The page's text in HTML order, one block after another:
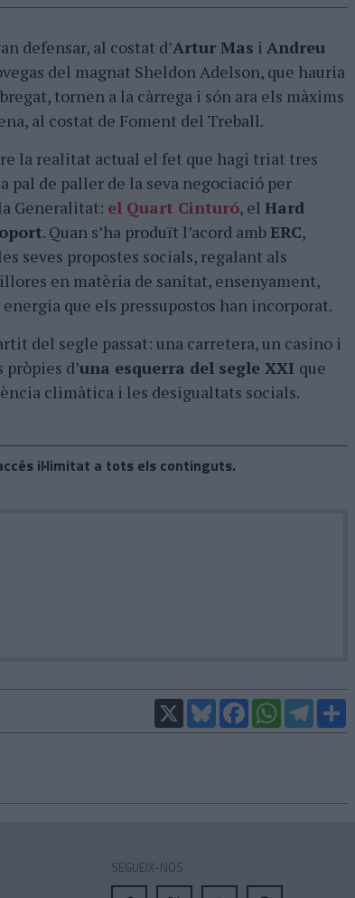
defensar, al costat d’Artur Mas i Andreu
del magnat Sheldon Adelson, que hauria
tornen a la càrrega i són ara els màxims
al costat de Foment del Treball.
la realitat actual el fet que hagi triat tres
pal de paller de la seva negociació per
Generalitat: el Quart Cinturó, el Hard
. Quan s’ha produït l’acord ambERC,
seves propostes socials, regalant als
en matèria de sanitat, ensenyament,
que els pressupostos han incorporat.
del segle passat: una carretera, un casino i
d’una esquerra del segle XXI que
climàtica i les desigualtats socials.
il·limitat a tots els continguts.
X BlueskyFacebookWhatsAppTelegram
SEGUEIX-NOS